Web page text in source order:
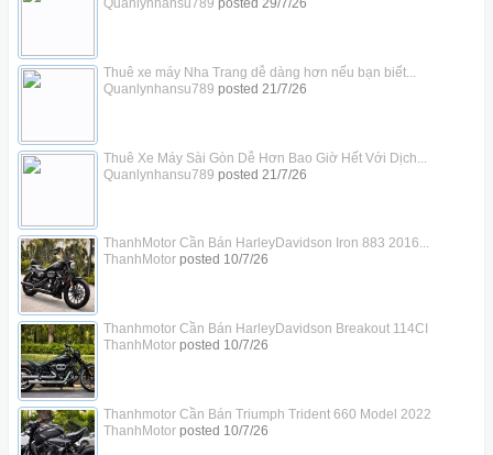
Quanlynhansu789 posted 29/7/26
Thuê xe máy Nha Trang dễ dàng hơn nếu bạn biết...
Quanlynhansu789 posted 21/7/26
Thuê Xe Máy Sài Gòn Dễ Hơn Bao Giờ Hết Với Dịch...
Quanlynhansu789 posted 21/7/26
ThanhMotor Cần Bán HarleyDavidson Iron 883 2016...
ThanhMotorposted 10/7/26
Thanhmotor Cần Bán HarleyDavidson Breakout 114CI
ThanhMotorposted 10/7/26
Thanhmotor Cần Bán Triumph Trident 660 Model 2022
ThanhMotorposted 10/7/26